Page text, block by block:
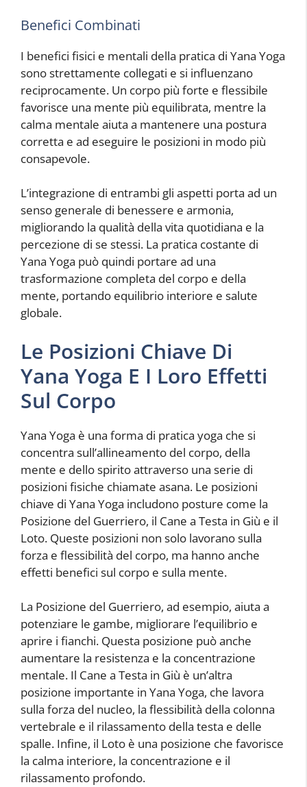
Benefici Combinati
I benefici fisici e mentali della pratica di Yana Yoga
sono strettamente collegati e si influenzano
reciprocamente. Un corpo più forte e flessibile
favorisce una mente più equilibrata, mentre la
calma mentale aiuta a mantenere una postura
corretta e ad eseguire le posizioni in modo più
consapevole.
L’integrazione di entrambi gli aspetti porta ad un
senso generale di benessere e armonia,
migliorando la qualità della vita quotidiana e la
percezione di se stessi. La pratica costante di
Yana Yoga può quindi portare ad una
trasformazione completa del corpo e della
mente, portando equilibrio interiore e salute
globale.
Le Posizioni Chiave Di
Yana Yoga E I Loro Effetti
Sul Corpo
Yana Yoga è una forma di pratica yoga che si
concentra sull’allineamento del corpo, della
mente e dello spirito attraverso una serie di
posizioni fisiche chiamate asana. Le posizioni
chiave di Yana Yoga includono posture come la
Posizione del Guerriero, il Cane a Testa in Giù e il
Loto. Queste posizioni non solo lavorano sulla
forza e flessibilità del corpo, ma hanno anche
effetti benefici sul corpo e sulla mente.
La Posizione del Guerriero, ad esempio, aiuta a
potenziare le gambe, migliorare l’equilibrio e
aprire i fianchi. Questa posizione può anche
aumentare la resistenza e la concentrazione
mentale. Il Cane a Testa in Giù è un’altra
posizione importante in Yana Yoga, che lavora
sulla forza del nucleo, la flessibilità della colonna
vertebrale e il rilassamento della testa e delle
spalle. Infine, il Loto è una posizione che favorisce
la calma interiore, la concentrazione e il
rilassamento profondo.